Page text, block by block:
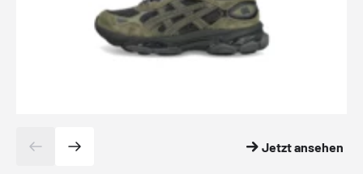
Jetzt ansehen